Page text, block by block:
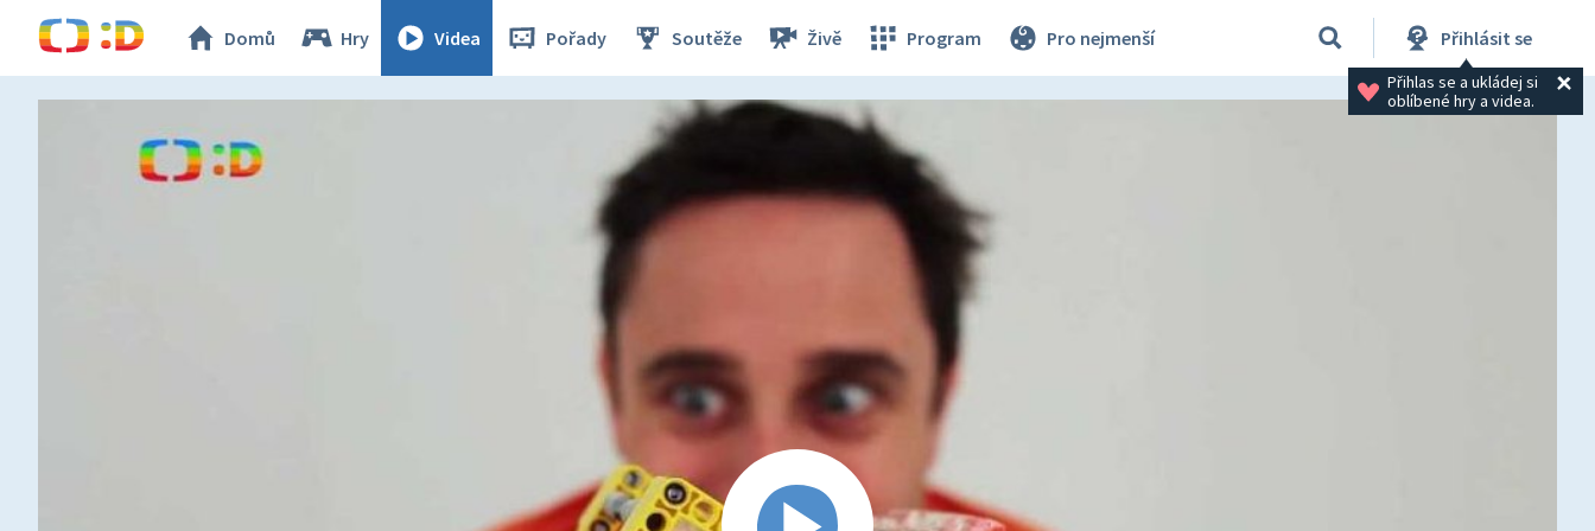
Domů Hry Videa Pořady Soutěže Živě Program Pro nejmenší Přihlásit se
Přihlas se a ukládej si
oblíbené hry a videa.